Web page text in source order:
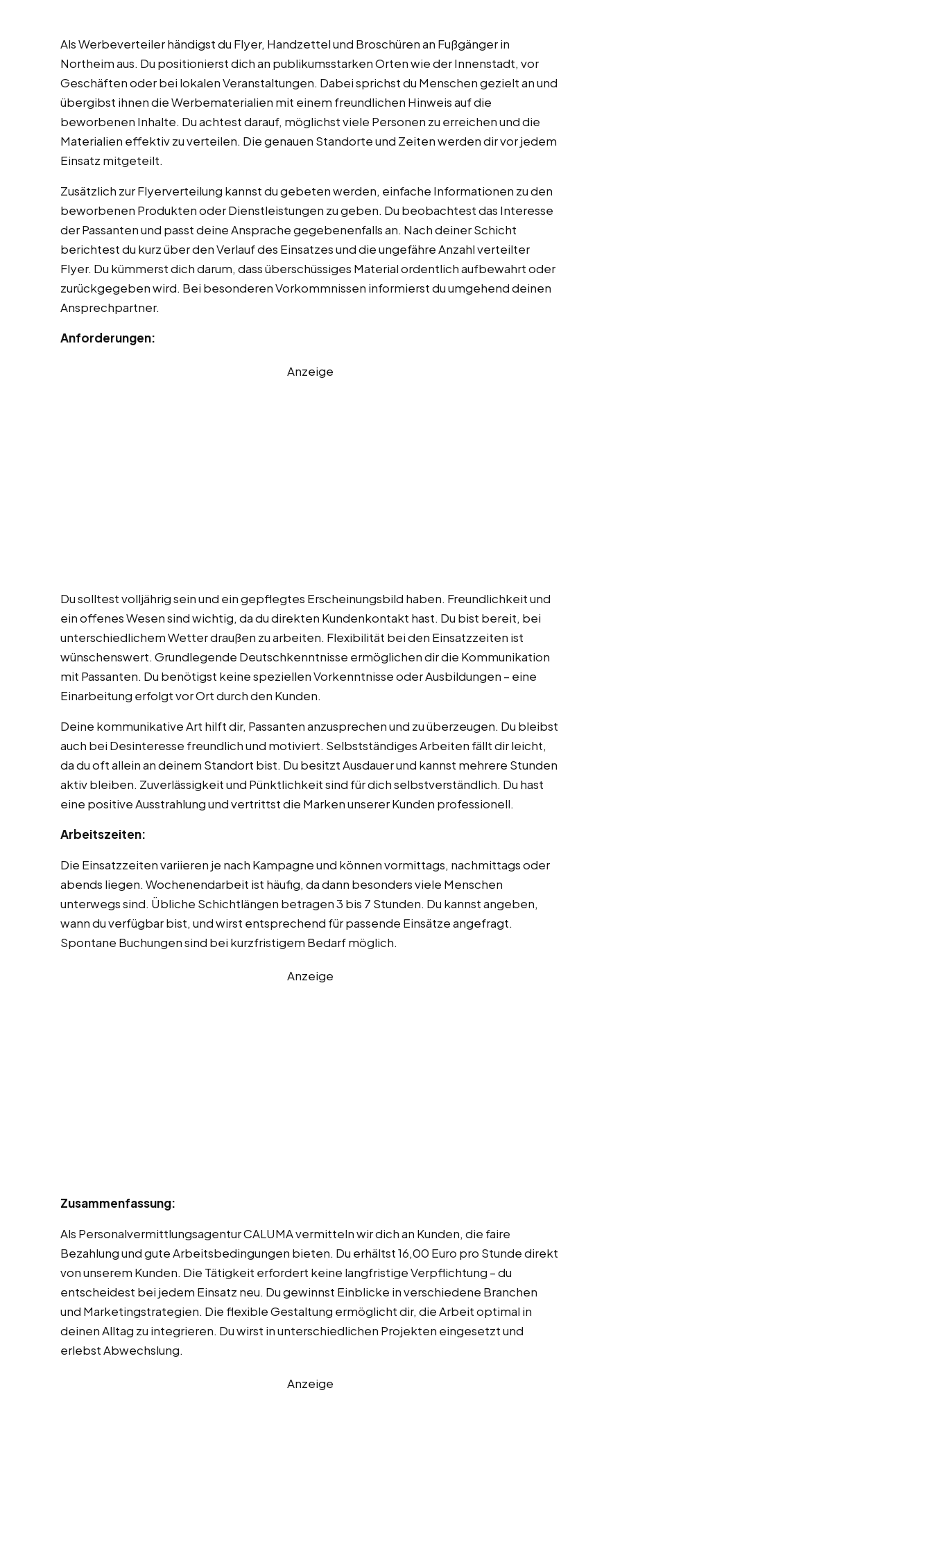
Als Werbeverteiler händigst du Flyer, Handzettel und Broschüren an Fußgänger in
Northeim aus. Du positionierst dich an publikumsstarken Orten wie der Innenstadt, vor
Geschäften oder bei lokalen Veranstaltungen. Dabei sprichst du Menschen gezielt an und
übergibst ihnen die Werbematerialien mit einem freundlichen Hinweis auf die
beworbenen Inhalte. Du achtest darauf, möglichst viele Personen zu erreichen und die
Materialien effektiv zu verteilen. Die genauen Standorte und Zeiten werden dir vor jedem
Einsatz mitgeteilt.
Zusätzlich zur Flyerverteilung kannst du gebeten werden, einfache Informationen zu den
beworbenen Produkten oder Dienstleistungen zu geben. Du beobachtest das Interesse
der Passanten und passt deine Ansprache gegebenenfalls an. Nach deiner Schicht
berichtest du kurz über den Verlauf des Einsatzes und die ungefähre Anzahl verteilter
Flyer. Du kümmerst dich darum, dass überschüssiges Material ordentlich aufbewahrt oder
zurückgegeben wird. Bei besonderen Vorkommnissen informierst du umgehend deinen
Ansprechpartner.
Anforderungen:
Anzeige
Du solltest volljährig sein und ein gepflegtes Erscheinungsbild haben. Freundlichkeit und
ein offenes Wesen sind wichtig, da du direkten Kundenkontakt hast. Du bist bereit, bei
unterschiedlichem Wetter draußen zu arbeiten. Flexibilität bei den Einsatzzeiten ist
wünschenswert. Grundlegende Deutschkenntnisse ermöglichen dir die Kommunikation
mit Passanten. Du benötigst keine speziellen Vorkenntnisse oder Ausbildungen – eine
Einarbeitung erfolgt vor Ort durch den Kunden.
Deine kommunikative Art hilft dir, Passanten anzusprechen und zu überzeugen. Du bleibst
auch bei Desinteresse freundlich und motiviert. Selbstständiges Arbeiten fällt dir leicht,
da du oft allein an deinem Standort bist. Du besitzt Ausdauer und kannst mehrere Stunden
aktiv bleiben. Zuverlässigkeit und Pünktlichkeit sind für dich selbstverständlich. Du hast
eine positive Ausstrahlung und vertrittst die Marken unserer Kunden professionell.
Arbeitszeiten:
Die Einsatzzeiten variieren je nach Kampagne und können vormittags, nachmittags oder
abends liegen. Wochenendarbeit ist häufig, da dann besonders viele Menschen
unterwegs sind. Übliche Schichtlängen betragen 3 bis 7 Stunden. Du kannst angeben,
wann du verfügbar bist, und wirst entsprechend für passende Einsätze angefragt.
Spontane Buchungen sind bei kurzfristigem Bedarf möglich.
Anzeige
Zusammenfassung:
Als Personalvermittlungsagentur CALUMA vermitteln wir dich an Kunden, die faire
Bezahlung und gute Arbeitsbedingungen bieten. Du erhältst 16,00 Euro pro Stunde direkt
von unserem Kunden. Die Tätigkeit erfordert keine langfristige Verpflichtung – du
entscheidest bei jedem Einsatz neu. Du gewinnst Einblicke in verschiedene Branchen
und Marketingstrategien. Die flexible Gestaltung ermöglicht dir, die Arbeit optimal in
deinen Alltag zu integrieren. Du wirst in unterschiedlichen Projekten eingesetzt und
erlebst Abwechslung.
Anzeige